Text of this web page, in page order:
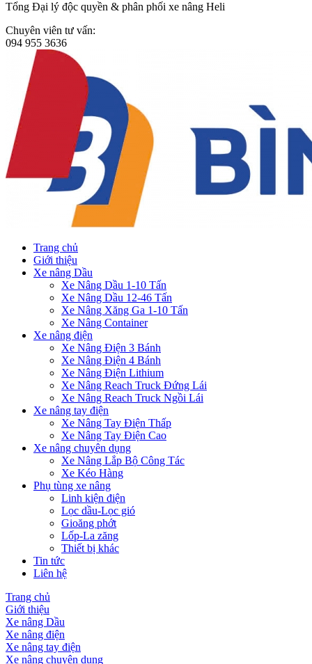
Tổng Đại lý độc quyền & phân phối xe nâng Heli
Chuyên viên tư vấn:
094 955 3636
Trang chủ
Giới thiệu
Xe nâng Dầu
Xe Nâng Dầu 1-10 Tấn
Xe Nâng Dầu 12-46 Tấn
Xe Nâng Xăng Ga 1-10 Tấn
Xe Nâng Container
Xe nâng điện
Xe Nâng Điện 3 Bánh
Xe Nâng Điện 4 Bánh
Xe Nâng Điện Lithium
Xe Nâng Reach Truck Đứng Lái
Xe Nâng Reach Truck Ngồi Lái
Xe nâng tay điện
Xe Nâng Tay Điện Thấp
Xe Nâng Tay Điện Cao
Xe nâng chuyên dụng
Xe Nâng Lắp Bộ Công Tác
Xe Kéo Hàng
Phụ tùng xe nâng
Linh kiện điện
Lọc dầu-Lọc gió
Gioăng phớt
Lốp-La zăng
Thiết bị khác
Tin tức
Liên hệ
Trang chủ
Giới thiệu
Xe nâng Dầu
Xe nâng điện
Xe nâng tay điện
Xe nâng chuyên dụng